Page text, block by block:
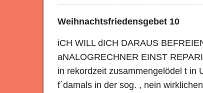
Weihnachtsfriedensgebet 10
iCH WILL dICH DARAUS
aNALOGRECHNER EINST
in rekordzeit zusammengelödel t in
f´damals in der sog. , nein